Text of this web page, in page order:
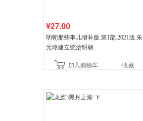
¥27.00
明朝那些事儿增补版.第1部.2021版.朱
元璋建立统治明朝
加入购物车 收藏